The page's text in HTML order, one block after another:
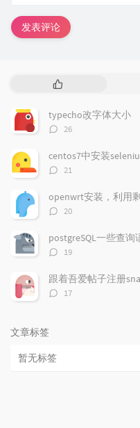
发表评论
热
章
typecho改字体大小
评
数：
26
centos7中安装
评
数：
21
openwrt安装，利用
评
数：
20
postgreSQL一些查询
评
数：
19
跟着吾爱帖子注册
评
17
文章标签
暂无标签